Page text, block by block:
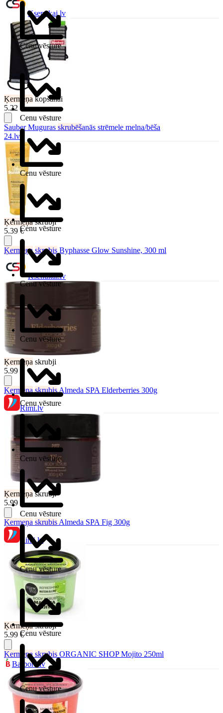
Ksenukai.lv
Ķermeņa kopšanai
5.22 €
Sauber Muguras skrubēšanās strēmele melna/bēša
24.lv
Ķermeņaskrubji
5.39 €
Ķermeņa skrubis Byphasse Glow Sunshine, 300 ml
Ksenukai.lv
Ķermeņa skrubji
5.99 €
Ķermeņa skrubisAlmeda SPA Elderberries 300g
Rimi.lv
Ķermeņaskrubji
5.99 €
Ķermeņa skrubis Almeda SPA Fig 300g
Rimi.lv
Ķermeņaskrubji
5.99 €
Ķermeņa skrubis ORGANIC SHOP Mojito 250ml
Barbora.lv
Cenu vēsture
Cenu vēsture
Cenu vēsture
Cenu vēsture
Cenu vēsture
Cenu vēsture
Cenu vēsture
Cenu vēsture
Cenu vēsture
Cenu vēsture
Cenu vēsture
Cenu vēsture